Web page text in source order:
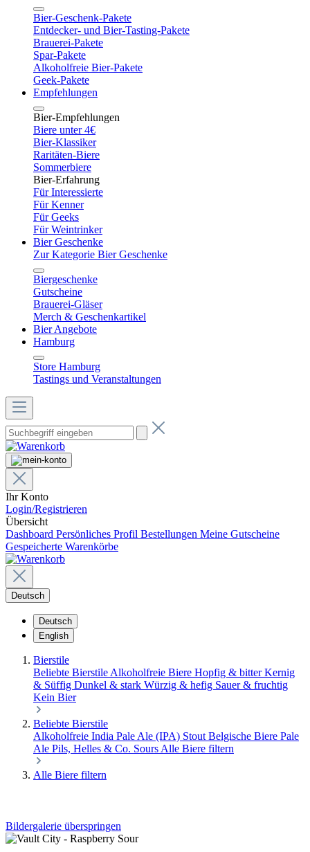
Bier-Geschenk-Pakete
Entdecker- und Bier-Tasting-Pakete
Brauerei-Pakete
Spar-Pakete
Alkoholfreie Bier-Pakete
Geek-Pakete
Empfehlungen
Bier-Empfehlungen
Biere unter 4€
Bier-Klassiker
Raritäten-Biere
Sommerbiere
Bier-Erfahrung
Für Interessierte
Für Kenner
Für Geeks
Für Weintrinker
Bier Geschenke
Zur Kategorie Bier Geschenke
Biergeschenke
Gutscheine
Brauerei-Gläser
Merch & Geschenkartikel
Bier Angebote
Hamburg
Store Hamburg
Tastings und Veranstaltungen
Ihr Konto
Login/Registrieren
Übersicht
Dashboard Persönliches Profil Bestellungen Meine Gutscheine
Gespeicherte Warenkörbe
Deutsch
Deutsch
English
Bierstile
Beliebte Bierstile Alkoholfreie Biere Hopfig & bitterKernig
& Süffig Dunkel & stark Würzig & hefig Sauer & fruchtig
Kein Bier
Beliebte Bierstile
Alkoholfreie India Pale Ale (IPA) Stout Belgische Biere Pale
Ale Pils, Helles & Co. Sours Alle Biere filtern
Alle Biere filtern
Bildergalerie überspringen